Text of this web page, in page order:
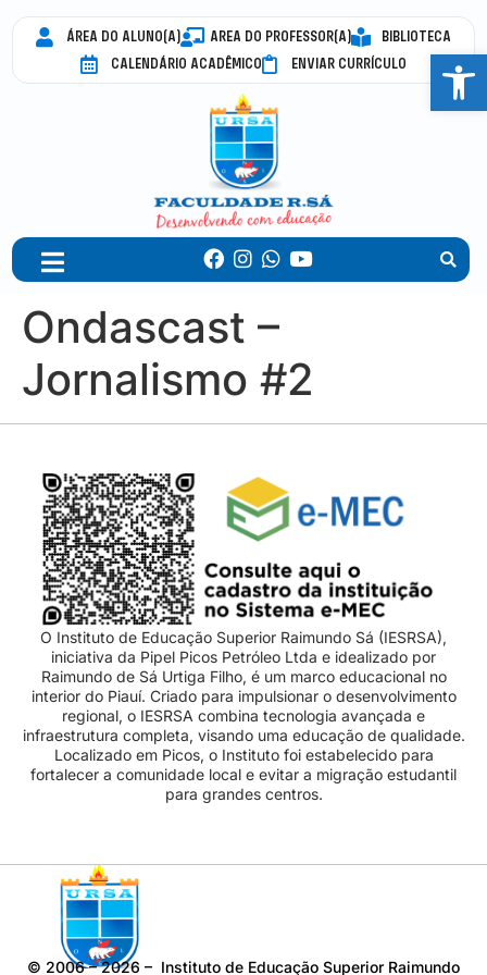
ÁREA DO ALUNO(A) AREA DO PROFESSOR(A)
BIBLIOTECA
CALENDÁRIO ACADÊMICO
ENVIAR CURRÍCULO
Ondascast –
Jornalismo #2
O Instituto de Educação Superior Raimundo Sá (IESRSA),
iniciativa da Pipel Picos Petróleo Ltda e idealizado por
Raimundo de Sá Urtiga Filho, é um marco educacional no
interior do Piauí. Criado para impulsionar o desenvolvimento
regional, o IESRSA combina tecnologia avançada e
infraestrutura completa, visando uma educação de qualidade.
Localizado em Picos, o Instituto foi estabelecido para
fortalecer a comunidade local e evitar a migração estudantil
para grandes centros.
© 2006 – 2026 – Instituto de Educação Superior Raimundo
Abrir